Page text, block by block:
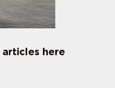
articles here